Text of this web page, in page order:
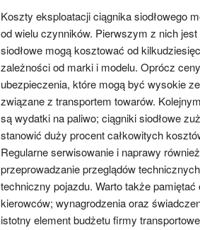
Koszty eksploatacji ciągnika siodłowego
od wielu czynników. Pierwszym z nich
siodłowe mogą kosztować od
zależności od marki i modelu. Oprócz
ubezpieczenia, które mogą być wysokie
związane z transportem towarów.
są wydatki na paliwo; ciągniki siodłowe
stanowić duży procent całkowitych
Regularne serwisowanie i naprawy
przeprowadzanie przeglądów
techniczny pojazdu. Warto także
kierowców; wynagrodzenia oraz
istotny element budżetu firmy